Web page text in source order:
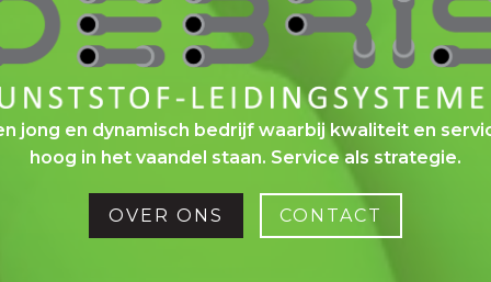
jong en dynamisch bedrijf waarbij kwaliteit en
hoog in het vaandel staan. Service als strategie.
OVER ONS CONTACT